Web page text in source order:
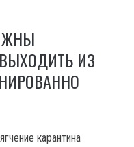
ИЗ
карантина